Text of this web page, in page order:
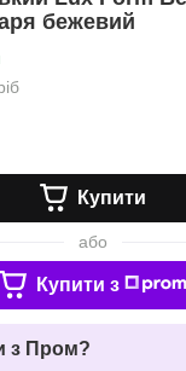
бежевий
Купити
або
Купити з
з Пром?